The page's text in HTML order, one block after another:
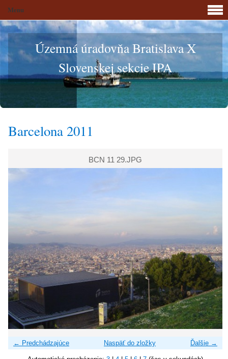
Územná úradovňa Bratislava X
Slovenskej sekcie IPA
Barcelona 2011
BCN 11 29.JPG
← Predchádzajúce Ďalšie →
Naspäť do zložky
Menu